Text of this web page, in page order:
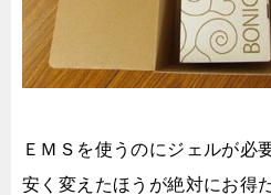
ＥＭＳを使うのにジェルが必
安く変えたほうが絶対にお得